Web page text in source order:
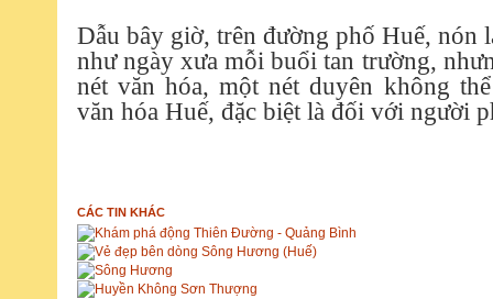
Dẫu bây giờ, trên đường phố Huế, nón
như ngày xưa mỗi buổi tan trường,
nét văn hóa, một nét duyên không
văn hóa Huế, đặc biệt là đối với người
CÁC TIN KHÁC
Khám phá động Thiên Đường - Quảng Bình
Vẻ đẹp bên dòng Sông Hương (Huế)
Sông Hương
Huyền Không Sơn Thượng